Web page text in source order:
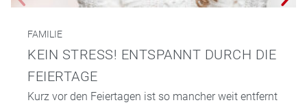
FAMILIE
KEIN STRESS! ENTSPANNT DURCH DIE
FEIERTAGE
Kurz vor den Feiertagen ist so mancher weit entfernt